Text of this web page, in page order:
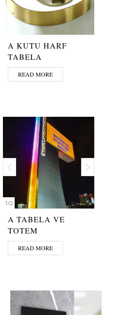
A KUTU HARF
TABELA
READ MORE
1/2
A TABELA VE
TOTEM
READ MORE